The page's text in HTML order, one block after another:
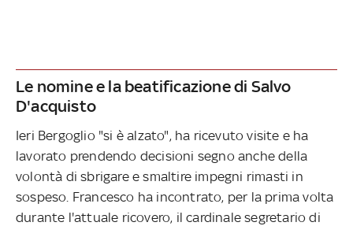
Le nomine e la beatificazione di Salvo
D'acquisto
Ieri Bergoglio "si è alzato", ha ricevuto visite e ha
lavorato prendendo decisioni segno anche della
volontà di sbrigare e smaltire impegni rimasti in
sospeso. Francesco ha incontrato, per la prima volta
durante l'attuale ricovero, il cardinale segretario di